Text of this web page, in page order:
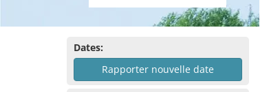
Dates:
Rapporter nouvelle date